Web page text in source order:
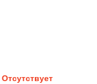
Отсутствует